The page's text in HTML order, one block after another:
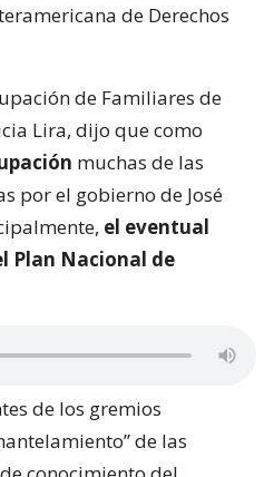
de Derechos
de Familiares de
Lira, dijo que como
muchas de las
por el gobierno de José
el eventual
Plan Nacional de
de los gremios
de las